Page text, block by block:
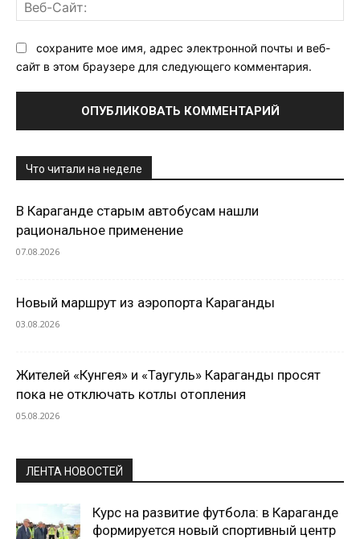
сохраните мое имя, адрес электронной почты и веб-
сайт в этом браузере для следующего комментария.
Что читали на неделе
В Караганде старым автобусам нашли
рациональное применение
07.08.2026
Новый маршрут из аэропорта Караганды
03.08.2026
Жителей «Кунгея» и «Таугуль» Караганды просят
пока не отключать котлы отопления
05.08.2026
ЛЕНТА НОВОСТЕЙ
Курс на развитие футбола: в Караганде
формируется новый спортивный центр